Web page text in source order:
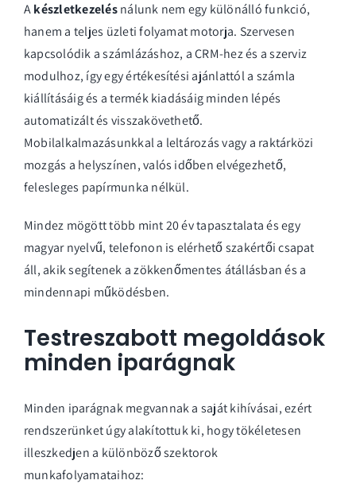
Akészletkezelésnálunk nem egy különálló funkció,
hanem a teljes üzleti folyamat motorja. Szervesen
kapcsolódik a számlázáshoz, a CRM-hez és a szerviz
modulhoz, így egy értékesítési ajánlattól a számla
kiállításáig és a termék kiadásáig minden lépés
automatizált és visszakövethető.
Mobilalkalmazásunkkal a leltározás vagy a raktárközi
mozgás a helyszínen, valós időben elvégezhető,
felesleges papírmunka nélkül.
Mindez mögött több mint 20 év tapasztalata és egy
magyar nyelvű, telefonon is elérhető szakértői csapat
áll, akik segítenek a zökkenőmentes átállásban és a
mindennapi működésben.
Testreszabott megoldások
minden iparágnak
Minden iparágnak megvannak a saját kihívásai, ezért
rendszerünket úgy alakítottuk ki, hogy tökéletesen
illeszkedjen a különböző szektorok
munkafolyamataihoz: